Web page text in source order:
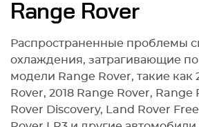
Range Rover
Распространенные проблемы
охлаждения, затрагивающие
модели Range Rover, такие как
Rover, 2018 Range Rover, Range
Rover Discovery, Land Rover